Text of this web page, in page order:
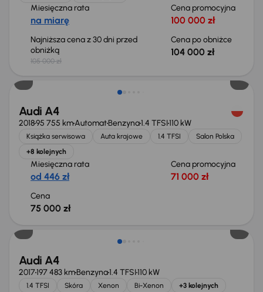
Miesięczna rata
na miarę
Cena promocyjna
100 000 zł
Najniższa cena z 30 dni przed
obniżką
105 000 zł
Cena po obniżce
104 000 zł
Możliwość odliczenia VAT
Audi A4
201895 755 kmAutomatBenzyna1.4 TFSI110 kW
Książka serwisowa Auta krajowe 1.4 TFSI
Salon Polska
+8 kolejnych
Miesięczna rata
od 446 zł
Cena promocyjna
71 000 zł
Cena
75 000 zł
Audi A4
2017197 483 kmBenzyna1.4 TFSI110 kW
1.4 TFSI Skóra Xenon Bi-Xenon +3 kolejnych